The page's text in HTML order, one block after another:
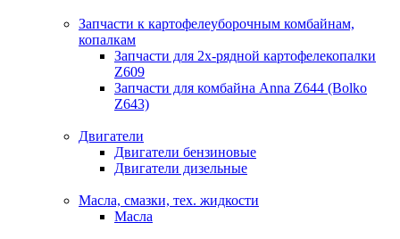
Запчасти к картофелеуборочным комбайнам,
копалкам
Запчасти для 2х-рядной картофелекопалки
Z609
Запчасти для комбайна Anna Z644 (Bolko
Z643)
Двигатели
Двигатели бензиновые
Двигатели дизельные
Масла, смазки, тех. жидкости
Масла